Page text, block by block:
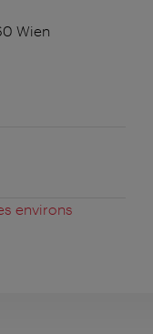
Wien
environs